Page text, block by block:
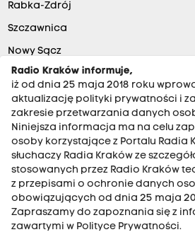
Rabka-Zdrój
Szczawnica
Nowy Sącz
RADIO KRAKÓW SA. Aleja Juliusza
Kraków
Radio Kraków informuje,
iż od dnia 25 maja 2018 roku
aktualizację polityki prywatności i
zakresie przetwarzania danych
Niniejsza informacja ma na celu
osoby korzystające z Portalu Radia
słuchaczy Radia Kraków ze
stosowanych przez Radio Kraków
z przepisami o ochronie danych
obowiązujących od dnia 25 maja
Zapraszamy do zapoznania się z
zawartymi w Polityce Prywatności.